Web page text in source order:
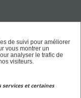
de suivi pour améliorer
vous montrer un
analyser le trafic de
visiteurs.
services et certaines